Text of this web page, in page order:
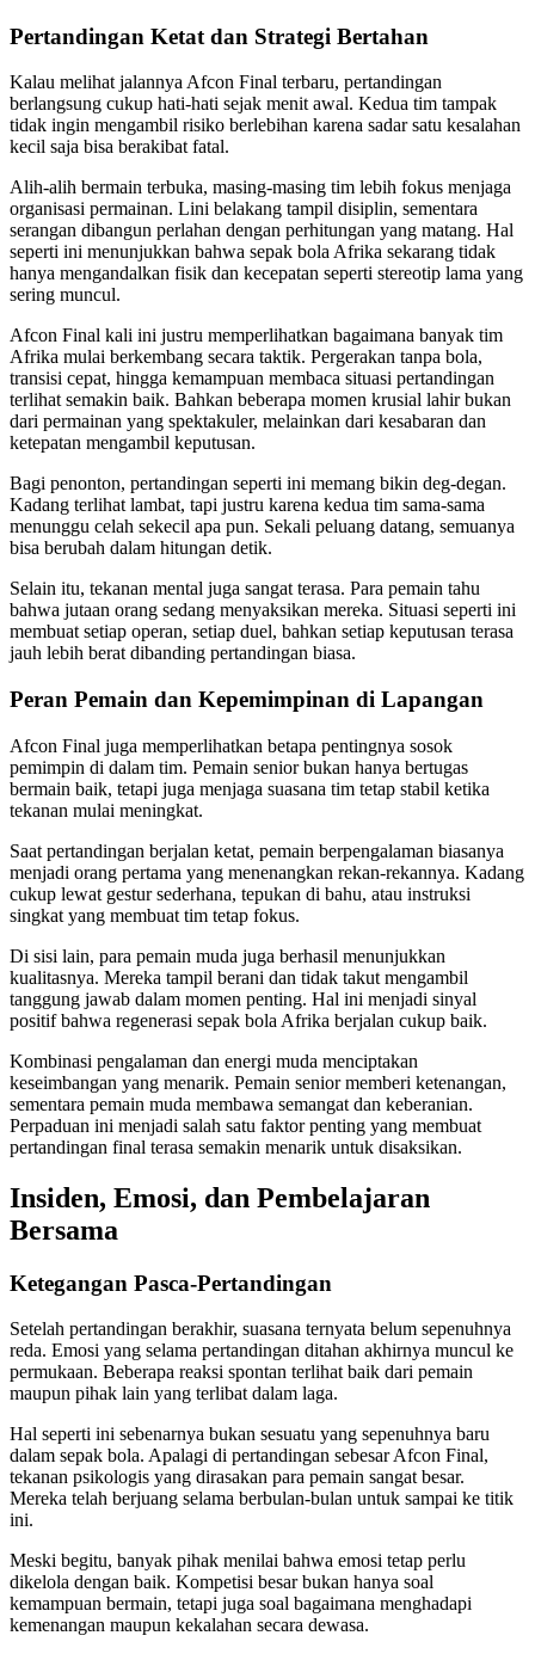
Pertandingan Ketat dan Strategi Bertahan
Kalau melihat jalannya Afcon Final terbaru, pertandingan
berlangsung cukup hati-hati sejak menit awal. Kedua tim tampak
tidak ingin mengambil risiko berlebihan karena sadar satu kesalahan
kecil saja bisa berakibat fatal.
Alih-alih bermain terbuka, masing-masing tim lebih fokus menjaga
organisasi permainan. Lini belakang tampil disiplin, sementara
serangan dibangun perlahan dengan perhitungan yang matang. Hal
seperti ini menunjukkan bahwa sepak bola Afrika sekarang tidak
hanya mengandalkan fisik dan kecepatan seperti stereotip lama yang
sering muncul.
Afcon Final kali ini justru memperlihatkan bagaimana banyak tim
Afrika mulai berkembang secara taktik. Pergerakan tanpa bola,
transisi cepat, hingga kemampuan membaca situasi pertandingan
terlihat semakin baik. Bahkan beberapa momen krusial lahir bukan
dari permainan yang spektakuler, melainkan dari kesabaran dan
ketepatan mengambil keputusan.
Bagi penonton, pertandingan seperti ini memang bikin deg-degan.
Kadang terlihat lambat, tapi justru karena kedua tim sama-sama
menunggu celah sekecil apa pun. Sekali peluang datang, semuanya
bisa berubah dalam hitungan detik.
Selain itu, tekanan mental juga sangat terasa. Para pemain tahu
bahwa jutaan orang sedang menyaksikan mereka. Situasi seperti ini
membuat setiap operan, setiap duel, bahkan setiap keputusan terasa
jauh lebih berat dibanding pertandingan biasa.
Peran Pemain dan Kepemimpinan di Lapangan
Afcon Final juga memperlihatkan betapa pentingnya sosok
pemimpin di dalam tim. Pemain senior bukan hanya bertugas
bermain baik, tetapi juga menjaga suasana tim tetap stabil ketika
tekanan mulai meningkat.
Saat pertandingan berjalan ketat, pemain berpengalaman biasanya
menjadi orang pertama yang menenangkan rekan-rekannya. Kadang
cukup lewat gestur sederhana, tepukan di bahu, atau instruksi
singkat yang membuat tim tetap fokus.
Di sisi lain, para pemain muda juga berhasil menunjukkan
kualitasnya. Mereka tampil berani dan tidak takut mengambil
tanggung jawab dalam momen penting. Hal ini menjadi sinyal
positif bahwa regenerasi sepak bola Afrika berjalan cukup baik.
Kombinasi pengalaman dan energi muda menciptakan
keseimbangan yang menarik. Pemain senior memberi ketenangan,
sementara pemain muda membawa semangat dan keberanian.
Perpaduan ini menjadi salah satu faktor penting yang membuat
pertandingan final terasa semakin menarik untuk disaksikan.
Insiden, Emosi, dan Pembelajaran
Bersama
Ketegangan Pasca-Pertandingan
Setelah pertandingan berakhir, suasana ternyata belum sepenuhnya
reda. Emosi yang selama pertandingan ditahan akhirnya muncul ke
permukaan. Beberapa reaksi spontan terlihat baik dari pemain
maupun pihak lain yang terlibat dalam laga.
Hal seperti ini sebenarnya bukan sesuatu yang sepenuhnya baru
dalam sepak bola. Apalagi di pertandingan sebesar Afcon Final,
tekanan psikologis yang dirasakan para pemain sangat besar.
Mereka telah berjuang selama berbulan-bulan untuk sampai ke titik
ini.
Meski begitu, banyak pihak menilai bahwa emosi tetap perlu
dikelola dengan baik. Kompetisi besar bukan hanya soal
kemampuan bermain, tetapi juga soal bagaimana menghadapi
kemenangan maupun kekalahan secara dewasa.